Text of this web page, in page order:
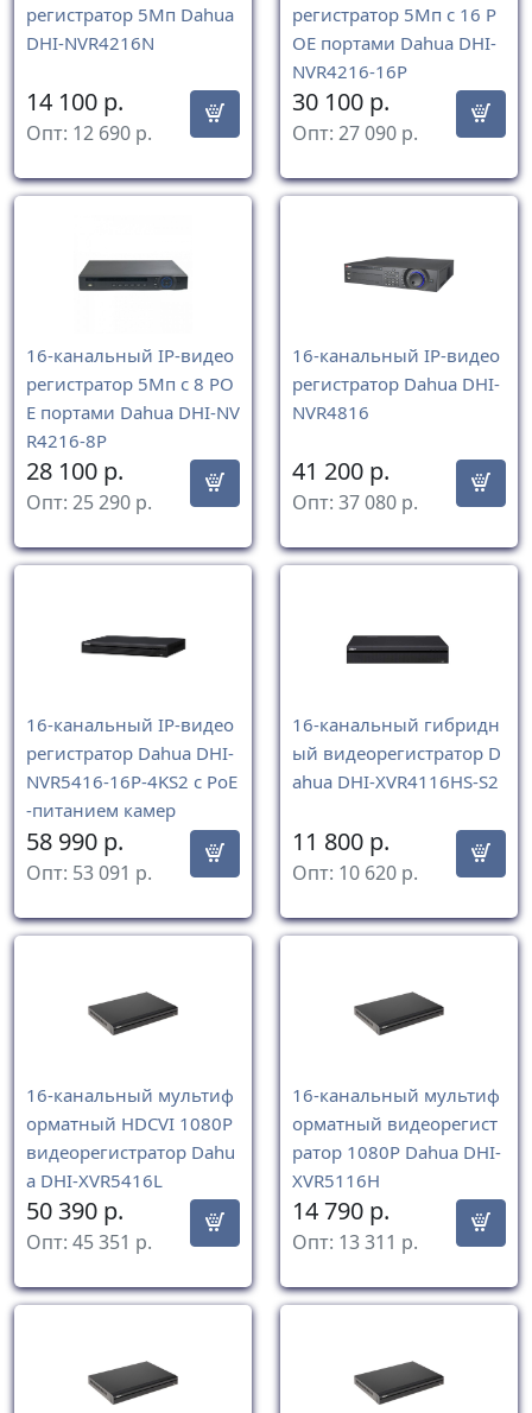
регистратор 5Мп Dahua
DHI-NVR4216N
14 100 р.
Опт: 12 690 р.
регистратор 5Мп с 16 Р
ОЕ портами Dahua DHI-
NVR4216-16P
30 100 р.
Опт: 27 090 р.
16-канальный IP-видео
регистратор 5Мп с 8 РО
Е портами Dahua DHI-NV
R4216-8P
28 100 р.
Опт: 25 290 р.
16-канальный IP-видео
регистратор Dahua DHI-
NVR4816
41 200 р.
Опт: 37 080 р.
16-канальный IP-видео
регистратор Dahua DHI-
NVR5416-16P-4KS2 с PoE
-питанием камер
58 990 р.
Опт: 53 091 р.
16-канальный гибридн
ый видеорегистратор D
ahua DHI-XVR4116HS-S2
11 800 р.
Опт: 10 620 р.
16-канальный мультиф
орматный HDCVI 1080P
видеорегистратор Dahu
a DHI-XVR5416L
50 390 р.
Опт: 45 351 р.
16-канальный мультиф
орматный видеорегист
ратор 1080P Dahua DHI-
XVR5116H
14 790 р.
Опт: 13 311 р.